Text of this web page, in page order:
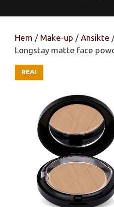
Hem / Make-up / Ansikte
Longstay matte face
REA!